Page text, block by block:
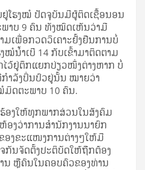
ໂຮງໝໍ ປັດຈຸບັນມີຜູ້ຕິດເຊື້ອນອນ
າບ 9 ຄົນ ທັງໝົດເຫັນວ່າມີ
ມເພື່ອກວດວິເຄາະຢັ້ງຢືນການບໍ່
ໝໍນ້ຳເບີ 14 ກັບເຂົ້າມາຕິດຕາມ
ໄວ້ຢູ່ຕຶກແຍກປ່ຽວໜຶ່ງຕ່າງຫາກ ບໍ່
ຳລັງປິ່ນປົວຢູ່ນັ້ນ ໝາຍວ່າ
ດຕະພາບ 10 ຄົນ.
ງໃຫ້ທຸກພາກສ່ວນໃນສັງຄົມ
ອງວ່າການສຳນັກງານນາຍົກ
ອງຂະແໜງການຕ່າງໆໃຫ້ມີ
ກັນຈັດຕັ້ງປະຕິບັດໃຫ້ຖືກຕ້ອງ
ນ ຫຼືຄົນໃນຄອບຄົວຂອງທ່ານ